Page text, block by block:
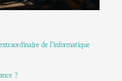
de l’informatique
?